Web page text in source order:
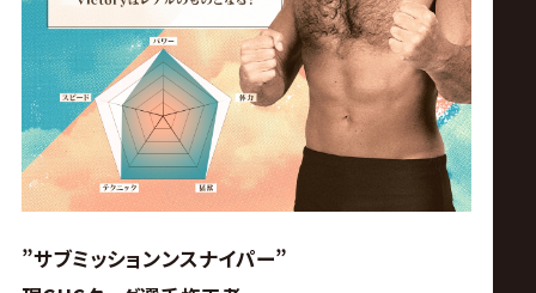
”サブミッションンスナイパー”